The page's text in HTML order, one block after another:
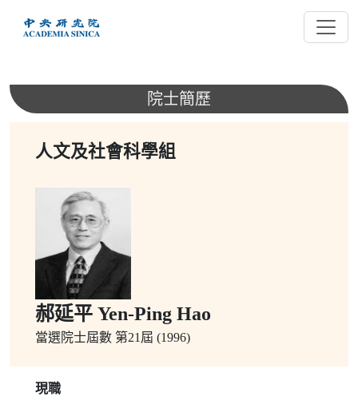
內
院士簡歷
人文及社會科學組
郝延平 Yen-Ping Hao
當選院士屆數 第21屆 (1996)
現職